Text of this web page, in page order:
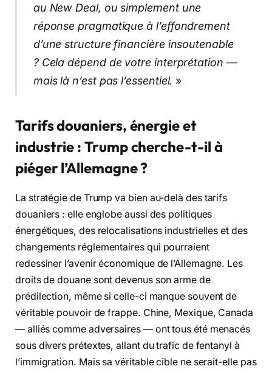
au New Deal, ou simplement une
réponse pragmatique à l’effondrement
d’une structure financière insoutenable
? Cela dépend de votre interprétation —
mais là n’est pas l’essentiel. »
Tarifs douaniers, énergie et
industrie : Trump cherche-t-il à
piéger l’Allemagne ?
La stratégie de Trump va bien au-delà des tarifs
douaniers : elle englobe aussi des politiques
énergétiques, des relocalisations industrielles et des
changements réglementaires qui pourraient
redessiner l’avenir économique de l’Allemagne. Les
droits de douane sont devenus son arme de
prédilection, même si celle-ci manque souvent de
véritable pouvoir de frappe. Chine, Mexique, Canada
— alliés comme adversaires — ont tous été menacés
sous divers prétextes, allant du trafic de fentanyl à
l’immigration. Mais sa véritable cible ne serait-elle pas